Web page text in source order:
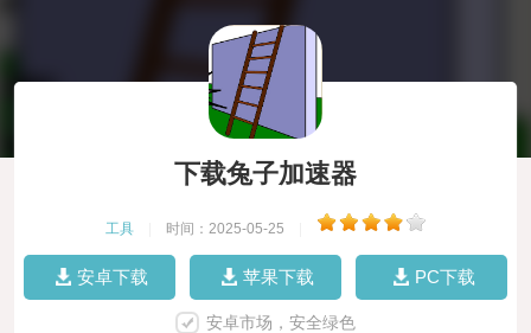
下载兔子加速器
工具 时间：2025-05-25
安卓下载 苹果下载 PC下载
安卓市场，安全绿色